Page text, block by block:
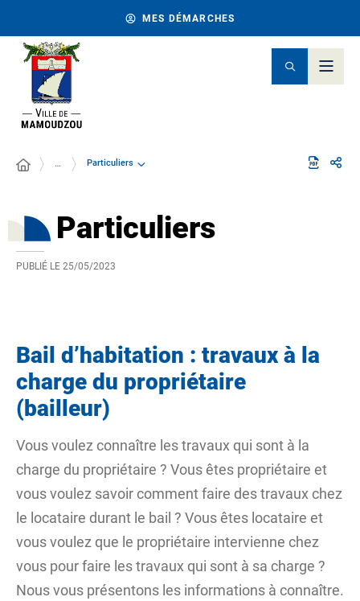
MES DÉMARCHES
… Particuliers
Particuliers
PUBLIÉ LE 25/05/2023
Bail d’habitation : travaux à la
charge du propriétaire
(bailleur)
Vous voulez connaître les travaux qui sont à la
charge du propriétaire ? Vous êtes propriétaire et
vous voulez savoir comment faire des travaux chez
le locataire durant le bail ? Vous êtes locataire et
vous voulez que le propriétaire intervienne chez
vous pour faire les travaux qui sont à sa charge ?
Nous vous présentons les informations à connaître.